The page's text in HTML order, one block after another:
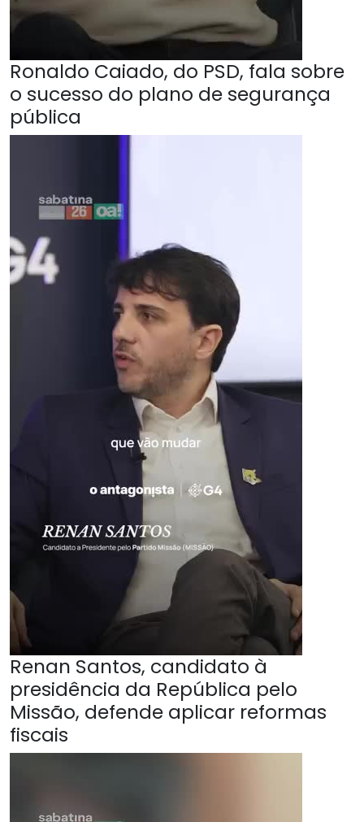
Ronaldo Caiado, do PSD, fala sobre
o sucesso do plano de segurança
pública
Renan Santos, candidato à
presidência da República pelo
Missão, defende aplicar reformas
fiscais